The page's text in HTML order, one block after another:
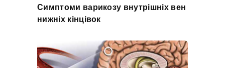
Симптоми варикозу внутрішніх вен
нижніх кінцівок